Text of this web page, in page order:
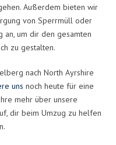
Außerdem bieten wir
von Sperrmüll oder
an, um dir den gesamten
zu gestalten.
nach North Ayrshire
uns noch heute für eine
mehr über unsere
dir beim Umzug zu helfen